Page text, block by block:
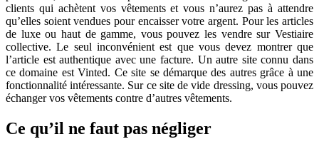
clients qui achètent vos vêtements et vous n’aurez pas à attendre
qu’elles soient vendues pour encaisser votre argent. Pour les articles
de luxe ou haut de gamme, vous pouvez les vendre sur Vestiaire
collective. Le seul inconvénient est que vous devez montrer que
l’article est authentique avec une facture. Un autre site connu dans
ce domaine est Vinted. Ce site se démarque des autres grâce à une
fonctionnalité intéressante. Sur ce site de vide dressing, vous pouvez
échanger vos vêtements contre d’autres vêtements.
Ce qu’il ne faut pas négliger